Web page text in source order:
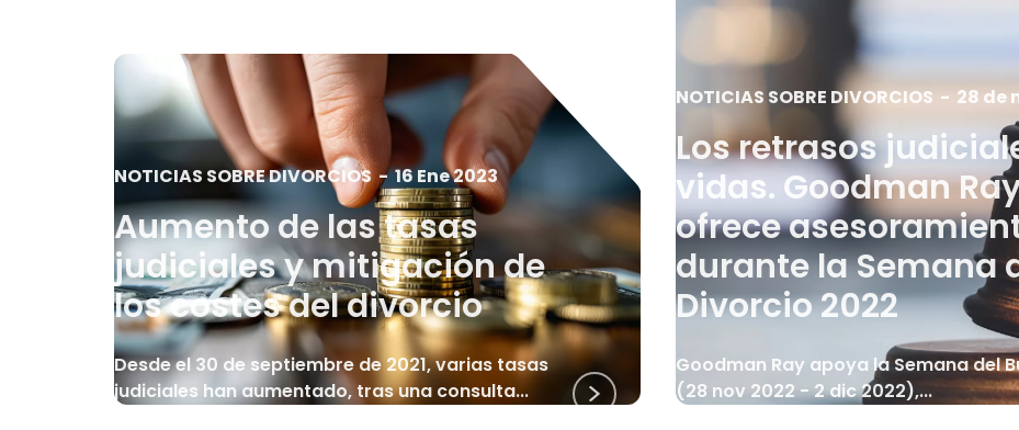
NOTICIAS SOBRE DIVORCIOS-16 Ene 2023
Aumento de las tasas
judiciales y mitigación de
los costes del divorcio
Desde el 30 de septiembre de 2021, varias tasas
judiciales han aumentado, tras una consulta...
NOTICIAS SOBRE DIVORCIOS - 28 de
Los retrasos
vidas. Goodman
ofrece
durante la Semana
Divorcio 2022
Goodman Ray apoya la Semana del
(28 nov 2022 - 2 dic 2022),...